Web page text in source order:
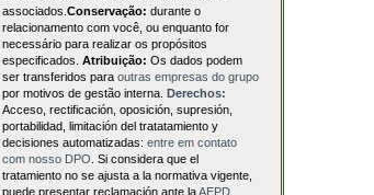
associados. Conservação: durante o
relacionamento com você, ou enquanto for
necessário para realizar os propósitos
especificados. Atribuição: Os dados podem
ser transferidos para outras empresas do grupo
por motivos de gestão interna. Derechos:
Acceso, rectificación, oposición, supresión,
portabilidad, limitación del tratatamiento y
decisiones automatizadas: entre em contato
com nosso DPO . Si considera que el
tratamiento no se ajusta a la normativa vigente,
puede presentar reclamación ante laAEPD